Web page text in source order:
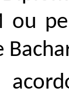
ou